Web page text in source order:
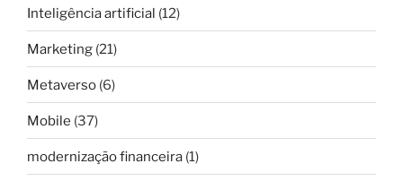
Inteligência artificial (12)
Marketing (21)
Metaverso (6)
Mobile (37)
modernização financeira (1)